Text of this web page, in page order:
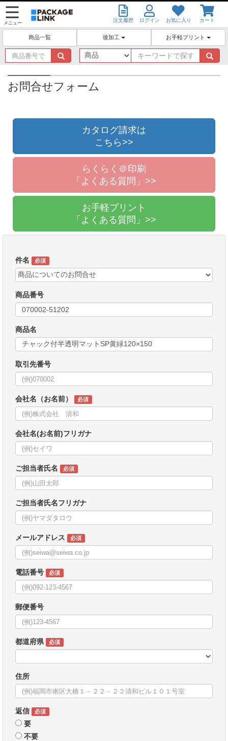
メニュー 注文履歴 ログイン お気に入り カート
商品一覧 後加工 お手軽プリント
商
品
番
号
で
キ
ー
ワ
お問合せフォーム
カタログ請求は
こちら>>
らくらく＠印刷
「よくある質問」>>
お手軽プリント
「よくある質問」>>
件名 必須
商品番号
商品名
取引先番号
会社名（お名前） 必須
会社名(お名前)フリガナ
ご担当者氏名 必須
ご担当者氏名フリガナ
メールアドレス 必須
電話番号 必須
郵便番号
都道府県 必須
住所
返信 必須
要
不要